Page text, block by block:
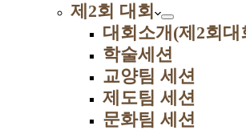
제2회 대회
대회소개(제2회대
학술세션
교양팀 세션
제도팀 세션
문화팀 세션